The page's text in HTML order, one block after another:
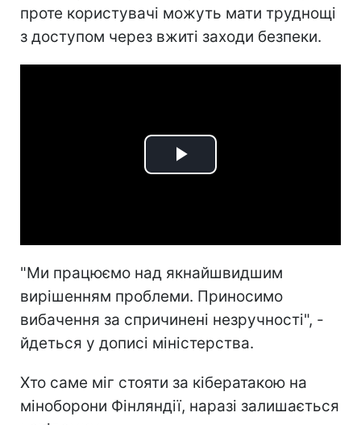
проте користувачі можуть мати труднощі
з доступом через вжиті заходи безпеки.
Play
"Ми працюємо над якнайшвидшим
вирішенням проблеми. Приносимо
вибачення за спричинені незручності", -
йдеться у дописі міністерства.
Хто саме міг стояти за кібератакою на
міноборони Фінляндії, наразі залишається